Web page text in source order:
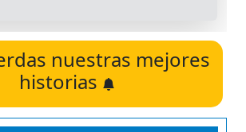
nuestras mejores
historias